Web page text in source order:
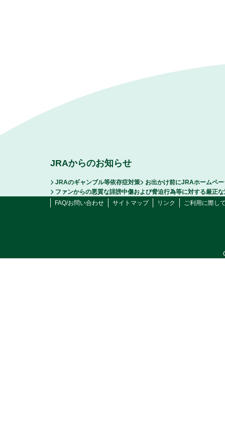
JRAからのお知らせ
JRAのギャンブル等依存症対策
お出かけ前にJRAホームペ
ファンからの悪質な誹謗中傷および脅迫行為等に対する厳正
FAQ/お問い合わせ
サイトマップ リンク ご利用に際し